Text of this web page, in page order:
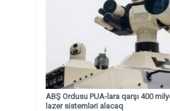
ABŞ Ordusu PUA-lara qarşı 400
lazer sistemləri alacaq